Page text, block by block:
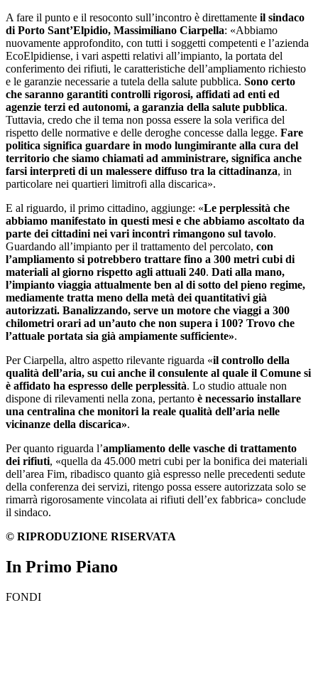
A fare il punto e il resoconto sull’incontro è direttamente il sindaco
di Porto Sant’Elpidio, Massimiliano Ciarpella: «Abbiamo
nuovamente approfondito, con tutti i soggetti competenti e l’azienda
EcoElpidiense, i vari aspetti relativi all’impianto, la portata del
conferimento dei rifiuti, le caratteristiche dell’ampliamento richiesto
e le garanzie necessarie a tutela della salute pubblica. Sono certo
che saranno garantiti controlli rigorosi, affidati ad enti ed
agenzie terzi ed autonomi, a garanzia della salute pubblica.
Tuttavia, credo che il tema non possa essere la sola verifica del
rispetto delle normative e delle deroghe concesse dalla legge. Fare
politica significa guardare in modo lungimirante alla cura del
territorio che siamo chiamati ad amministrare, significa anche
farsi interpreti di un malessere diffuso tra la cittadinanza, in
particolare nei quartieri limitrofi alla discarica».
E al riguardo, il primo cittadino, aggiunge: «Le perplessità che
abbiamo manifestato in questi mesi e che abbiamo ascoltato da
parte dei cittadini nei vari incontri rimangono sul tavolo.
Guardando all’impianto per il trattamento del percolato, con
l’ampliamento si potrebbero trattare fino a 300 metri cubi di
materiali al giorno rispetto agli attuali 240. Dati alla mano,
l’impianto viaggia attualmente ben al di sotto del pieno regime,
mediamente tratta meno della metà dei quantitativi già
autorizzati. Banalizzando, serve un motore che viaggi a 300
chilometri orari ad un’auto che non supera i 100? Trovo che
l’attuale portata sia già ampiamente sufficiente».
Per Ciarpella, altro aspetto rilevante riguarda «il controllo della
qualità dell’aria, su cui anche il consulente al quale il Comune si
è affidato ha espresso delle perplessità. Lo studio attuale non
dispone di rilevamenti nella zona, pertanto è necessario installare
una centralina che monitori la reale qualità dell’aria nelle
vicinanze della discarica».
Per quanto riguarda l’ampliamento delle vasche di trattamento
dei rifiuti, «quella da 45.000 metri cubi per la bonifica dei materiali
dell’area Fim, ribadisco quanto già espresso nelle precedenti sedute
della conferenza dei servizi, ritengo possa essere autorizzata solo se
rimarrà rigorosamente vincolata ai rifiuti dell’ex fabbrica» conclude
il sindaco.
© RIPRODUZIONE RISERVATA
In Primo Piano
FONDI